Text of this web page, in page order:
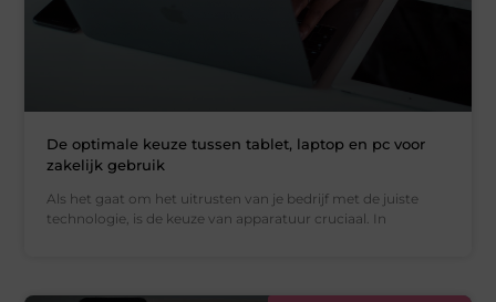
De optimale keuze tussen tablet, laptop en pc voor
zakelijk gebruik
Als het gaat om het uitrusten van je bedrijf met de juiste
technologie, is de keuze van apparatuur cruciaal. In